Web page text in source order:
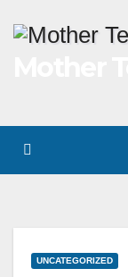
UNCATEGORIZED